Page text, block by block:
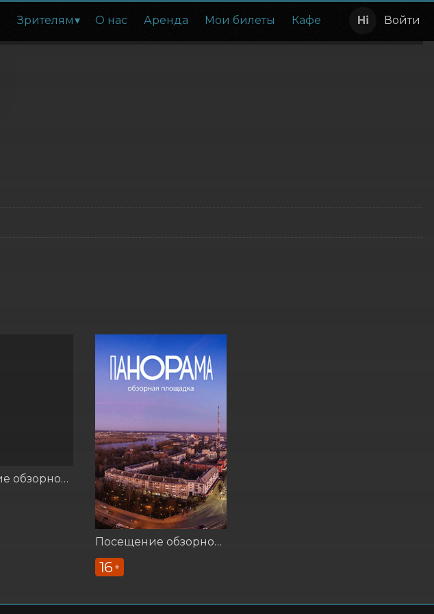
Зрителям О нас Аренда Мои билеты Кафе Войти
Посещение обзорной площадки
Посещение обзорной площадки для гостей отеля
16 +